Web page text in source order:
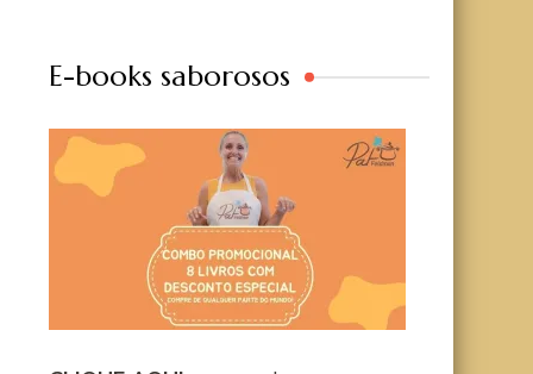
E-books saborosos